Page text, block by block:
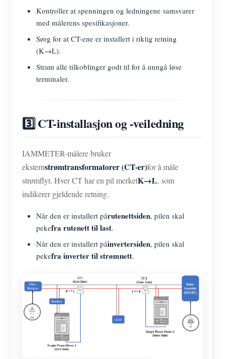
Kontroller at spenningen og ledningene samsvarer
med målerens spesifikasjoner.
Sørg for at CT-ene er installert i riktig retning
(K→L).
Stram alle tilkoblinger godt til for å unngå løse
terminaler.
3️⃣ CT-installasjon og -veiledning
IAMMETER-målere bruker
eksternstrømtransformatorer (CT-er)for å måle
strømflyt. Hver CT har en pil merketK→L, som
indikerer gjeldende retning.
Når den er installert pårutenettsiden, pilen skal
pekefra rutenett til last.
Når den er installert påinvertersiden, pilen skal
pekefra inverter til strømnett.